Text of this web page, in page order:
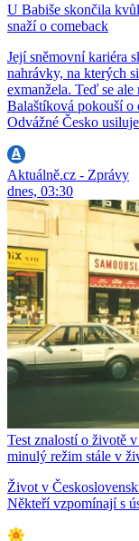
U Babiše skončila
snaží o comeback
Její sněmovní kariéra
nahrávky, na kterých
exmanžela. Teď se
Balaštíková pokouší o
Odvážné Česko
Aktuálně.cz - Zprávy
dnes, 03:30
Test znalostí o životě
minulý režim stále v
Život v
Někteří vzpomínají s